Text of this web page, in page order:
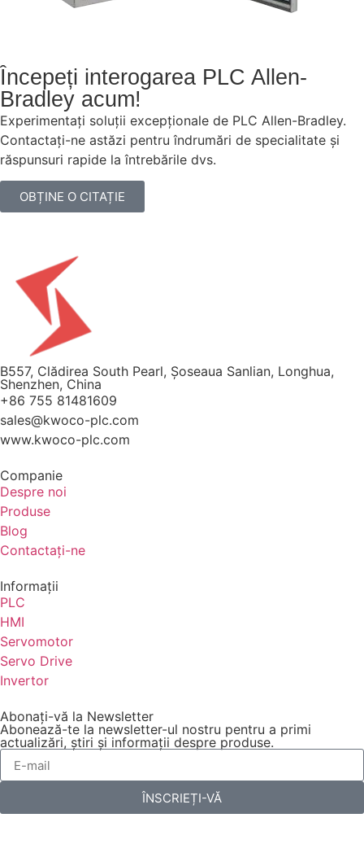
Începeți interogarea PLC Allen-
Bradley acum!
Experimentați soluții excepționale de PLC Allen-Bradley.
Contactați-ne astăzi pentru îndrumări de specialitate și
răspunsuri rapide la întrebările dvs.
OBȚINE O CITAȚIE
B557, Clădirea South Pearl, Șoseaua Sanlian, Longhua,
Shenzhen, China
+86 755 81481609
sales@kwoco-plc.com
www.kwoco-plc.com
Companie
Despre noi
Produse
Blog
Contactaţi-ne
Informaţii
PLC
HMI
Servomotor
Servo Drive
Invertor
Abonați-vă la Newsletter
Abonează-te la newsletter-ul nostru pentru a primi
actualizări, știri și informații despre produse.
ÎNSCRIEȚI-VĂ